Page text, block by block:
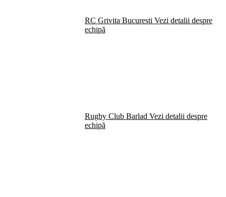
RC Grivita Bucuresti Vezi detalii despre
echipă
Rugby Club Barlad Vezi detalii despre
echipă